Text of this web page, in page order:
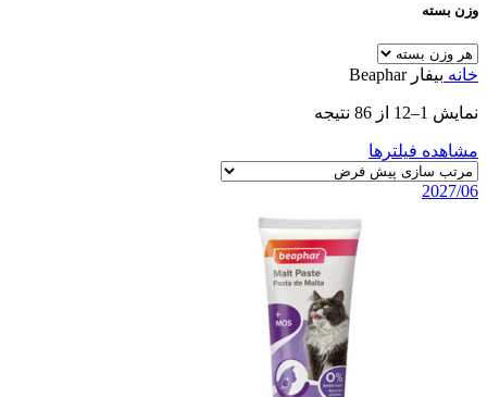
وزن بسته
خانه بیفار Beaphar
نمایش 1–12 از 86 نتیجه
مشاهده فیلترها
2027/06